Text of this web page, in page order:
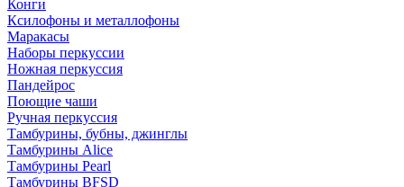
Конги
Ксилофоны и металлофоны
Маракасы
Наборы перкуссии
Ножная перкуссия
Пандейрос
Поющие чаши
Ручная перкуссия
Тамбурины, бубны, джинглы
Тамбурины Alice
Тамбурины Pearl
Тамбурины BFSD